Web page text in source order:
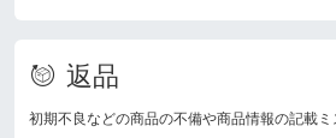
返品
初期不良などの商品の不備や商品情報の記載